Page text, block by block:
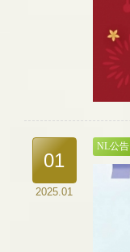
01
2025.01
NL公告